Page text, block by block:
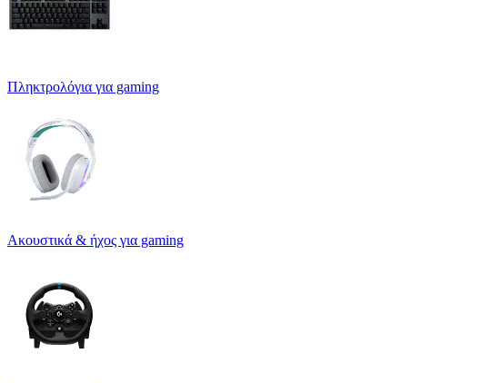
Πληκτρολόγια για gaming
Ακουστικά & ήχος για gaming